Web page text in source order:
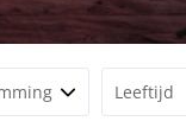
Leeftijd